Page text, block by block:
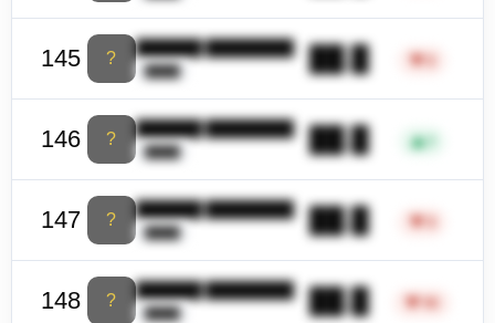
145 ?
██████ ████████
████ ██.█ ▼
146 ?
██████ ████████
████ ██.█ ▲1
147 ?
██████ ████████
████ ██.█ ▼
148 ?
██████ ████████
████ ██.█ ▼ 10